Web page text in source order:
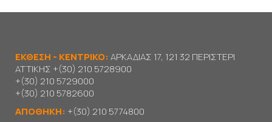
ΕΚΘΕΣΗ - ΚΕΝΤΡΙΚΟ:ΑΡΚΑΔΙΑΣ 17, 121 32 ΠΕΡΙΣΤΕΡΙ
ΑΤΤΙΚΗΣ +(30) 210 5728900
+(30) 210 5729000
+(30) 210 5782600
ΑΠΟΘΗΚΗ: +(30) 210 5774800